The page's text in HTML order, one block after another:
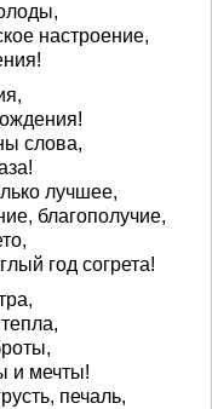
настроение,
слова,
лучшее,
благополучие,
год согрета!
и мечты!
печаль,